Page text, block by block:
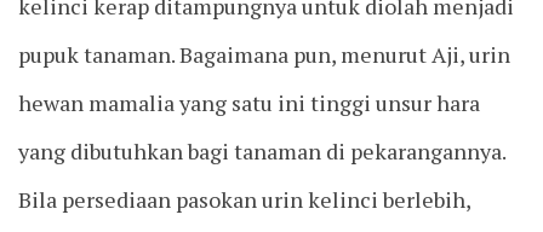
kelinci kerap ditampungnya untuk diolah menjadi
pupuk tanaman. Bagaimana pun, menurut Aji, urin
hewan mamalia yang satu ini tinggi unsur hara
yang dibutuhkan bagi tanaman di pekarangannya.
Bila persediaan pasokan urin kelinci berlebih,